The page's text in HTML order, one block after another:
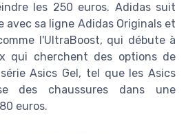
les 250 euros. Adidas suit
avec sa ligne Adidas Originals et
l'UltraBoost, qui débute à
qui cherchent des options de
Asics Gel, tel que les Asics
des chaussures dans une
euros.